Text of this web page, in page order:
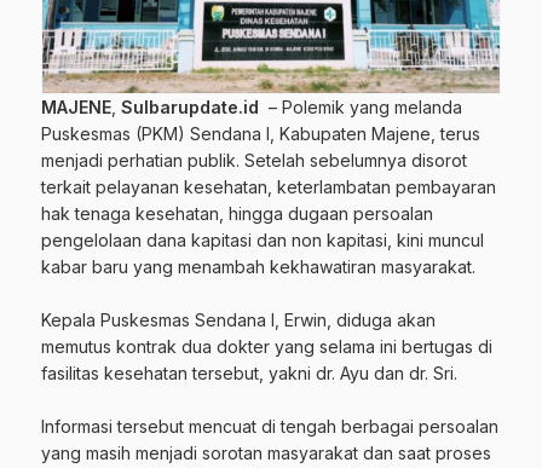
MAJENE Sulbarupdate.id – Polemik yang melanda
Puskesmas (PKM) Sendana I, Kabupaten Majene, terus
menjadi perhatian publik. Setelah sebelumnya disorot
terkait pelayanan kesehatan, keterlambatan pembayaran
hak tenaga kesehatan, hingga dugaan persoalan
pengelolaan dana kapitasi dan non kapitasi, kini muncul
kabar baru yang menambah kekhawatiran masyarakat.
‎Kepala Puskesmas Sendana I, Erwin, diduga akan
memutus kontrak dua dokter yang selama ini bertugas di
fasilitas kesehatan tersebut, yakni dr. Ayu dan dr. Sri.
‎Informasi tersebut mencuat di tengah berbagai persoalan
yang masih menjadi sorotan masyarakat dan saat proses